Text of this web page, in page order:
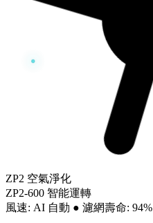
ZP2 空氣淨化
ZP2-600 智能運轉
風速: AI 自動 ● 濾網壽命: 94%